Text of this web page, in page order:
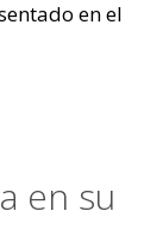
en el
en su